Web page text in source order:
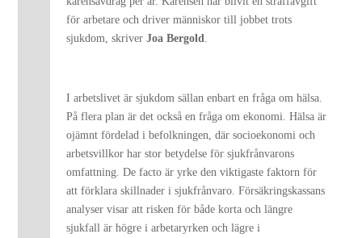
för arbetare och driver människor till jobbet trots
sjukdom, skriverJoa Bergold.
I arbetslivet är sjukdom sällan enbart en fråga om hälsa.
På flera plan är det också en fråga om ekonomi. Hälsa är
ojämnt fördelad i befolkningen, där socioekonomi och
arbetsvillkor har stor betydelse för sjukfrånvarons
omfattning. De facto är yrke den viktigaste faktorn för
att förklara skillnader i sjukfrånvaro. Försäkringskassans
analyser visar att risken för både korta och längre
sjukfall är högre i arbetaryrken och lägre i